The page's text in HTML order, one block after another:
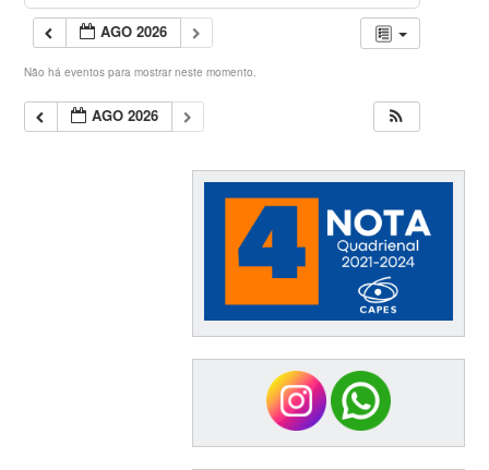
AGO 2026
Não há eventos para mostrar neste momento.
AGO 2026